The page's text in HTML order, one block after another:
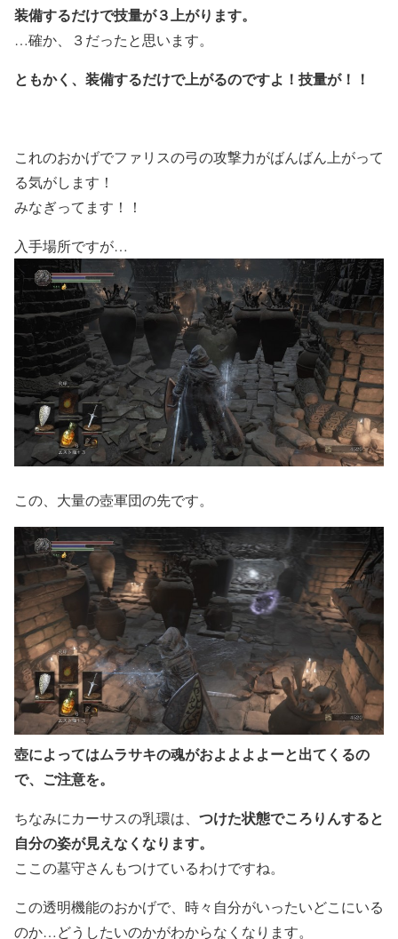
装備するだけで技量が３上がります。
…確か、３だったと思います。
ともかく、装備するだけで上がるのですよ！技量が！！
これのおかげでファリスの弓の攻撃力がばんばん上がって
る気がします！
みなぎってます！！
入手場所ですが…
この、大量の壺軍団の先です。
壺によってはムラサキの魂がおよよよよーと出てくるの
で、ご注意を。
ちなみにカーサスの乳環は、 つけた状態でころりんすると
自分の姿が見えなくなります。
ここの墓守さんもつけているわけですね。
この透明機能のおかげで、時々自分がいったいどこにいる
のか…どうしたいのかがわからなくなります。